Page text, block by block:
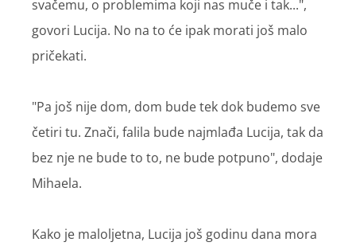
svačemu, o problemima koji nas muče i tak...",
govori Lucija. No na to će ipak morati još malo
pričekati.
"Pa još nije dom, dom bude tek dok budemo sve
četiri tu. Znači, falila bude najmlađa Lucija, tak da
bez nje ne bude to to, ne bude potpuno", dodaje
Mihaela.
Kako je maloljetna, Lucija još godinu dana mora